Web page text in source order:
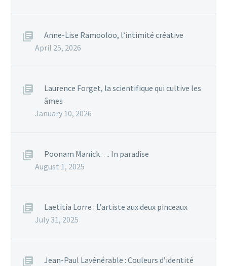
Anne-Lise Ramooloo, l’intimité créative
April 25, 2026
Laurence Forget, la scientifique qui cultive les
âmes
January 10, 2026
Poonam Manick…. In paradise
August 1, 2025
Laetitia Lorre : L’artiste aux deux pinceaux
July 31, 2025
Jean-Paul Lavénérable : Couleurs d’identité